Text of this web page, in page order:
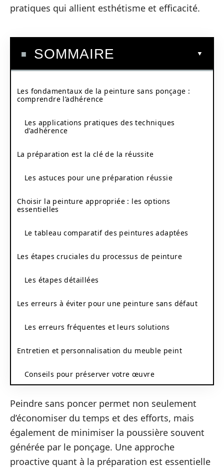
pratiques qui allient esthétisme et efficacité.
SOMMAIRE
Les fondamentaux de la peinture sans ponçage :
comprendre l’adhérence
Les applications pratiques des techniques
d’adhérence
La préparation est la clé de la réussite
Les astuces pour une préparation réussie
Choisir la peinture appropriée : les options
essentielles
Le tableau comparatif des peintures adaptées
Les étapes cruciales du processus de peinture
Les étapes détaillées
Les erreurs à éviter pour une peinture sans défaut
Les erreurs fréquentes et leurs solutions
Entretien et personnalisation du meuble peint
Conseils pour préserver votre œuvre
Peindre sans poncer permet non seulement
d’économiser du temps et des efforts, mais
également de minimiser la poussière souvent
générée par le ponçage. Une approche
proactive quant à la préparation est essentielle